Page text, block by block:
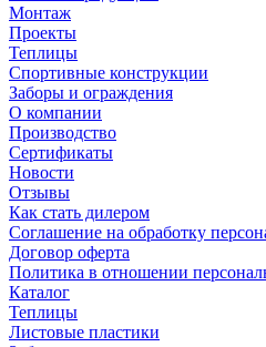
Монтаж
Проекты
Теплицы
Спортивные конструкции
Заборы и ограждения
О компании
Производство
Сертификаты
Новости
Отзывы
Как стать дилером
Соглашение на обработку
Договор оферта
Политика в отношении
Каталог
Теплицы
Листовые пластики